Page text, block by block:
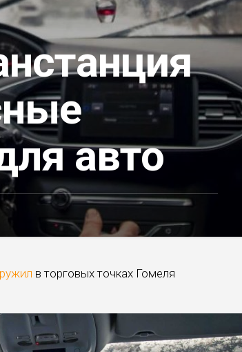
авто
в торговых точках Гомеля